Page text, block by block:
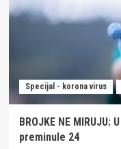
Specijal - korona virus
BROJKE NE
preminule 24